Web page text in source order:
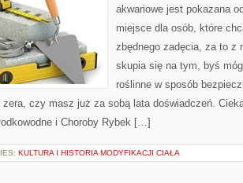
akwariowe jest pokazana
miejsce dla osób, które
zbędnego zadęcia, za to z
skupia się na tym, byś
roślinne w sposób
czy masz już za sobą lata doświadczeń.
i Choroby Rybek […]
KULTURA I HISTORIA MODYFIKACJI CIAŁA